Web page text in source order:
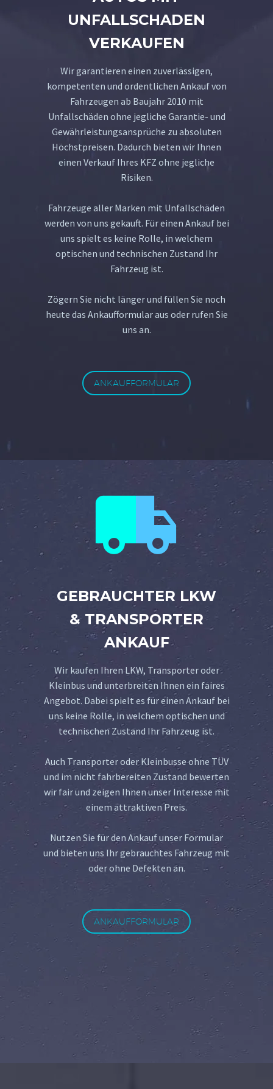
UNFALLSCHADEN
VERKAUFEN
Wir garantieren einen zuverlässigen,
kompetenten und ordentlichen Ankauf von
Fahrzeugen ab Baujahr 2010 mit
Unfallschäden ohne jegliche Garantie- und
Gewährleistungsansprüche zu absoluten
Höchstpreisen. Dadurch bieten wir Ihnen
einen Verkauf Ihres KFZ ohne jegliche
Risiken.
Fahrzeuge aller Marken mit Unfallschäden
werden von uns gekauft. Für einen Ankauf bei
uns spielt es keine Rolle, in welchem
optischen und technischen Zustand Ihr
Fahrzeug ist.
Zögern Sie nicht länger und füllen Sie noch
heute das Ankaufformular aus oder rufen Sie
uns an.
ANKAUFFORMULAR


GEBRAUCHTER LKW
& TRANSPORTER
ANKAUF
Wir kaufen Ihren LKW, Transporter oder
Kleinbus und unterbreiten Ihnen ein faires
Angebot. Dabei spielt es für einen Ankauf bei
uns keine Rolle, in welchem optischen und
technischen Zustand Ihr Fahrzeug ist.
Auch Transporter oder Kleinbusse ohne TÜV
und im nicht fahrbereiten Zustand bewerten
wir fair und zeigen Ihnen unser Interesse mit
einem attraktiven Preis.
Nutzen Sie für den Ankauf unser Formular
und bieten uns Ihr gebrauchtes Fahrzeug mit
oder ohne Defekten an.
ANKAUFFORMULAR